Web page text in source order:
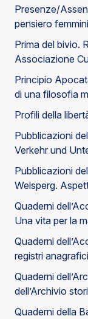
Presenze/
pensiero
Prima del bivio.
Associazione
Principio
di una filosofia
Profili della
Pubblicazioni
Verkehr und
Pubblicazioni
Welsperg.
Quaderni
Una vita per la
Quaderni
registri
Quaderni
dell’Archivio
Quaderni della